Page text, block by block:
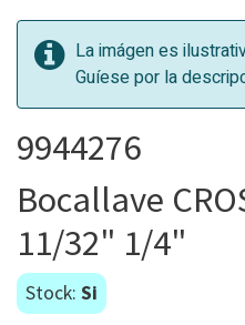
La imágen es
Guíese por la
9944276
Bocallave
11/32" 1/4"
Stock: Si